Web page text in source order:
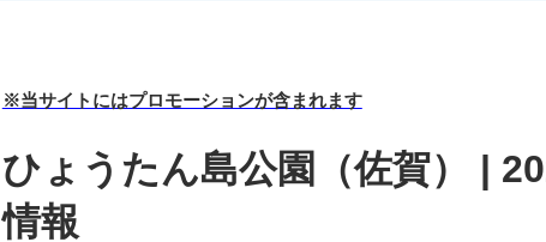
※当サイトにはプロモーションが含まれます
ひょうたん島公園（佐賀） |
情報